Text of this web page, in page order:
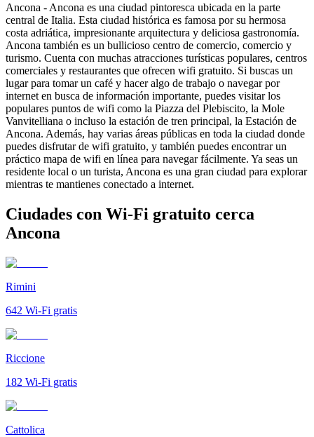
Ancona - Ancona es una ciudad pintoresca ubicada en la parte
central de Italia. Esta ciudad histórica es famosa por su hermosa
costa adriática, impresionante arquitectura y deliciosa gastronomía.
Ancona también es un bullicioso centro de comercio, comercio y
turismo. Cuenta con muchas atracciones turísticas populares, centros
comerciales y restaurantes que ofrecen wifi gratuito. Si buscas un
lugar para tomar un café y hacer algo de trabajo o navegar por
internet en busca de información importante, puedes visitar los
populares puntos de wifi como la Piazza del Plebiscito, la Mole
Vanvitelliana o incluso la estación de tren principal, la Estación de
Ancona. Además, hay varias áreas públicas en toda la ciudad donde
puedes disfrutar de wifi gratuito, y también puedes encontrar un
práctico mapa de wifi en línea para navegar fácilmente. Ya seas un
residente local o un turista, Ancona es una gran ciudad para explorar
mientras te mantienes conectado a internet.
Ciudades con Wi-Fi gratuito cerca
Ancona
Rimini
642 Wi-Fi gratis
Riccione
182 Wi-Fi gratis
Cattolica